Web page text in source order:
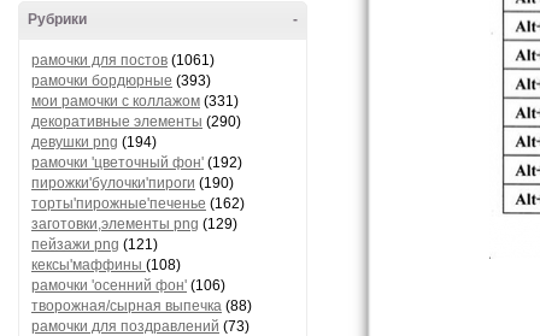
-
Рубрики
рамочки для постов (1061)
рамочки бордюрные (393)
мои рамочки с коллажом (331)
декоративные элементы (290)
девушки png (194)
рамочки 'цветочный фон' (192)
пирожки'булочки'пироги (190)
торты'пирожные'печенье (162)
заготовки,элементы png (129)
пейзажи png (121)
кексы'маффины (108)
рамочки 'осенний фон' (106)
творожная/сырная выпечка (88)
рамочки для поздравлений (73)